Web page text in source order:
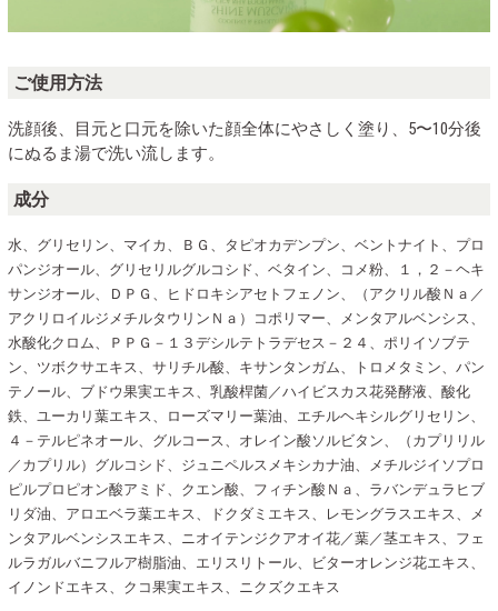
ご使用方法
洗顔後、目元と口元を除いた顔全体にやさしく塗り、5〜10分後
にぬるま湯で洗い流します。
成分
水、グリセリン、マイカ、ＢＧ、タピオカデンプン、ベントナイト、プロ
パンジオール、グリセリルグルコシド、ベタイン、コメ粉、１，２－ヘキ
サンジオール、ＤＰＧ、ヒドロキシアセトフェノン、（アクリル酸Ｎａ／
アクリロイルジメチルタウリンＮａ）コポリマー、メンタアルベンシス、
水酸化クロム、ＰＰＧ－１３デシルテトラデセス－２４、ポリイソブテ
ン、ツボクサエキス、サリチル酸、キサンタンガム、トロメタミン、パン
テノール、ブドウ果実エキス、乳酸桿菌／ハイビスカス花発酵液、酸化
鉄、ユーカリ葉エキス、ローズマリー葉油、エチルヘキシルグリセリン、
４－テルピネオール、グルコース、オレイン酸ソルビタン、（カプリリル
／カプリル）グルコシド、ジュニペルスメキシカナ油、メチルジイソプロ
ピルプロピオン酸アミド、クエン酸、フィチン酸Ｎａ、ラバンデュラヒブ
リダ油、アロエベラ葉エキス、ドクダミエキス、レモングラスエキス、メ
ンタアルベンシスエキス、ニオイテンジクアオイ花／葉／茎エキス、フェ
ルラガルバニフルア樹脂油、エリスリトール、ビターオレンジ花エキス、
イノンドエキス、クコ果実エキス、ニクズクエキス